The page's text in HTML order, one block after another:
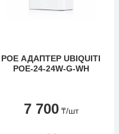
POE АДАПТЕР UBIQUITI
POE-24-24W-G-WH
7 700 ₸/шт